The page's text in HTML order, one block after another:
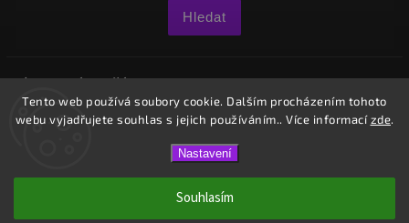
Tento web používá soubory cookie. Dalším procházením tohoto
webu vyjadřujete souhlas s jejich používáním.. Více informacízde.
Nastavení
Souhlasím
Hledat
0ks / 0 Kč